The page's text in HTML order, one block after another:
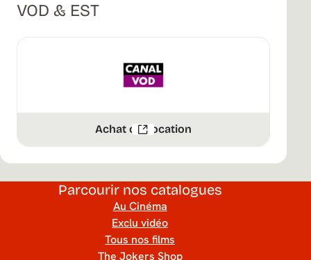
VOD & EST
Achat ou Location
Parcourir nos catalogues
Au Cinéma
Exclu vidéo
Tous nos films
The Jokers Shop